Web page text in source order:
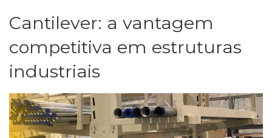
Cantilever: a vantagem
competitiva em estruturas
industriais